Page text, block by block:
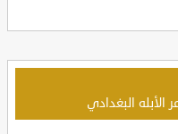
البغدادي